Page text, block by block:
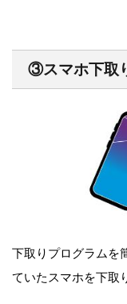
③スマホ下取
下取りプログラムを
ていたスマホを下取